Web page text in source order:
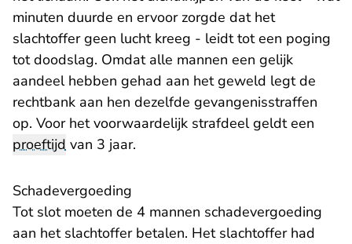
minuten duurde en ervoor zorgde dat het
slachtoffer geen lucht kreeg - leidt tot een poging
tot doodslag. Omdat alle mannen een gelijk
aandeel hebben gehad aan het geweld legt de
rechtbank aan hen dezelfde gevangenisstraffen
op. Voor het voorwaardelijk strafdeel geldt een
proeftijd van 3 jaar.
Schadevergoeding
Tot slot moeten de 4 mannen schadevergoeding
aan het slachtoffer betalen. Het slachtoffer had